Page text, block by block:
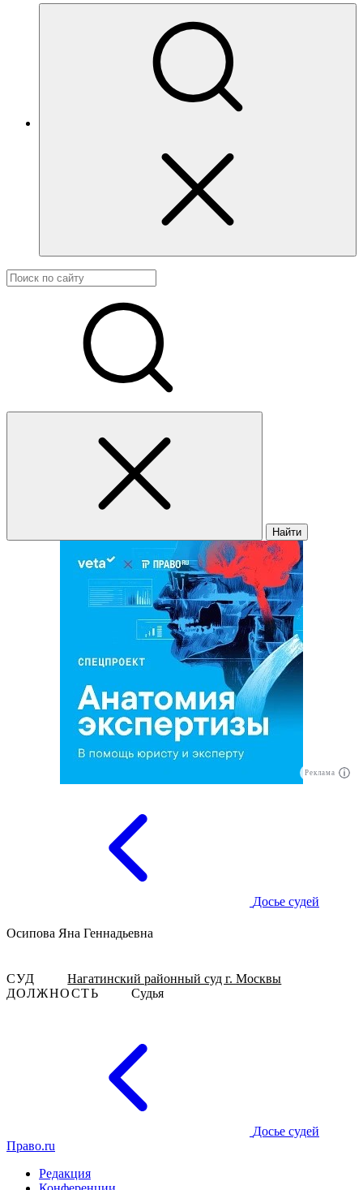
Найти
Реклама
Досье судей
Осипова Яна Геннадьевна
СУД
Нагатинский районный суд г. Москвы
ДОЛЖНОСТЬ
Судья
Досье судей
Право.ru
Редакция